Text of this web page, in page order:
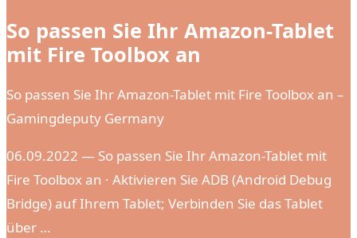
So passen Sie Ihr Amazon-Tablet
mit Fire Toolbox an
So passen Sie Ihr Amazon-Tablet mit Fire Toolbox an –
Gamingdeputy Germany
06.09.2022 — So passen Sie Ihr Amazon-Tablet mit
Fire Toolbox an · Aktivieren Sie ADB (Android Debug
Bridge) auf Ihrem Tablet; Verbinden Sie das Tablet
über …